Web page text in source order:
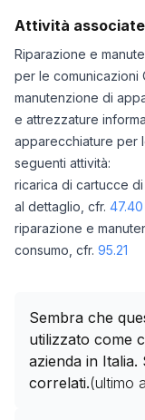
Attività
Riparazione e
per le comunicazioni
manutenzione di
e attrezzature
apparecchiature per
seguenti attività:
ricarica di cartucce
al dettaglio, cfr. 47.40
riparazione e
consumo, cfr. 95.21
Sembra che
utilizzato come
azienda in
correlati.(ultimo